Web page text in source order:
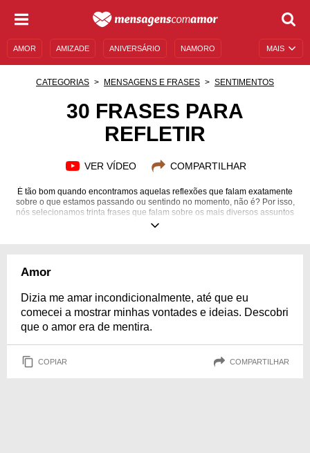
MAIS
AMOR AMIZADE ANIVERSÁRIO NAMORO
MENSAGENS DE ANIVERSÁRIO
CATEGORIAS MENSAGENS E FRASES SENTIMENTOS
30 FRASES PARA
REFLETIR
VER VÍDEO COMPARTILHAR
É tão bom quando encontramos aquelas reflexões que falam exatamente
sobre o que estamos passando ou sentindo no momento, não é? Por isso,
nós selecionamos trinta frases que falam sobre os mais diversos assuntos
para você meditar e compartilhar!
Amor
Dizia me amar incondicionalmente, até que eu
comecei a mostrar minhas vontades e ideias. Descobri
que o amor era de mentira.
COPIAR COMPARTILHAR